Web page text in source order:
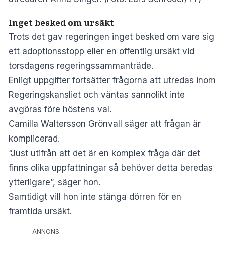
Inget besked om ursäkt
Trots det gav regeringen inget besked om vare sig
ett adoptionsstopp eller en offentlig ursäkt vid
torsdagens regeringssammanträde.
Enligt uppgifter fortsätter frågorna att utredas inom
Regeringskansliet och väntas sannolikt inte
avgöras före höstens val.
Camilla Waltersson Grönvall säger att frågan är
komplicerad.
“Just utifrån att det är en komplex fråga där det
finns olika uppfattningar så behöver detta beredas
ytterligare”, säger hon.
Samtidigt vill hon inte stänga dörren för en
framtida ursäkt.
ANNONS